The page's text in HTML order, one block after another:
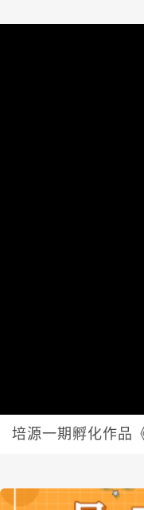
培源一期孵化作品